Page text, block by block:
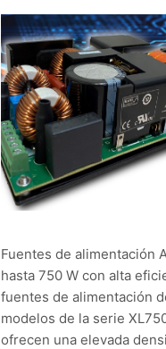
Fuentes de alimentación
hasta 750 W con alta
fuentes de alimentación
modelos de la serie
ofrecen una elevada